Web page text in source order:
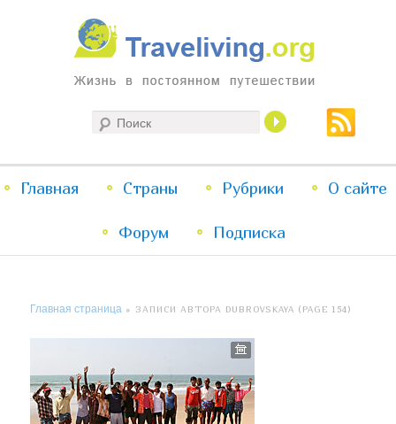
Traveliving
Жизнь в постоянном путешествии
меню
Перейти
к
Перейти
к
Главная Страны Рубрики О сайте
Форум Подписка
Главная страница » ЗАПИСИ АВТОРА DUBROVSKAYA (PAGE 154)